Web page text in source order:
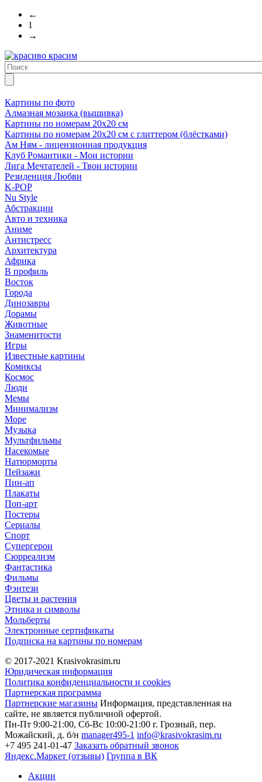
←
1
→
Картины по фото
Алмазная мозаика (вышивка)
Картины по номерам 20х20 см
Картины по номерам 20х20 см с глиттером (блёстками)
Ам Ням - лицензионная продукция
Клуб Романтики - Мои истории
Лига Мечтателей - Твои истории
Резиденция Любви
K-POP
Nu Style
Абстракции
Авто и техника
Аниме
Антистресс
Архитектура
Африка
В профиль
Восток
Города
Динозавры
Дорамы
Животные
Знаменитости
Игры
Известные картины
Комиксы
Космос
Люди
Мемы
Минимализм
Море
Музыка
Мультфильмы
Насекомые
Натюрморты
Пейзажи
Пин-ап
Плакаты
Поп-арт
Постеры
Сериалы
Спорт
Супергерои
Сюрреализм
Фантастика
Фильмы
Фэнтези
Цветы и растения
Этника и символы
Мольберты
Электронные сертификаты
Подписка на картины по номерам
© 2017-2021 Krasivokrasim.ru
Юридическая информация
Политика конфиденциальности и cookies
Партнерская программа
Партнерские магазины Информация, представленная на
сайте, не является публичной офертой.
Пн-Пт 9:00-21:00, Сб-Вс 10:00-21:00 г. Грозный, пер.
Можайский, д. б/н manager495-1 info@krasivokrasim.ru
+7 495 241-01-47 Заказать обратный звонок
Яндекс.Маркет (отзывы) Группа в ВК
Акции